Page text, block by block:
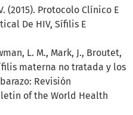
(2015). Protocolo Clínico E
De HIV, Sífilis E
L. M., Mark, J., Broutet,
materna no tratada y los
Revisión
of the World Health